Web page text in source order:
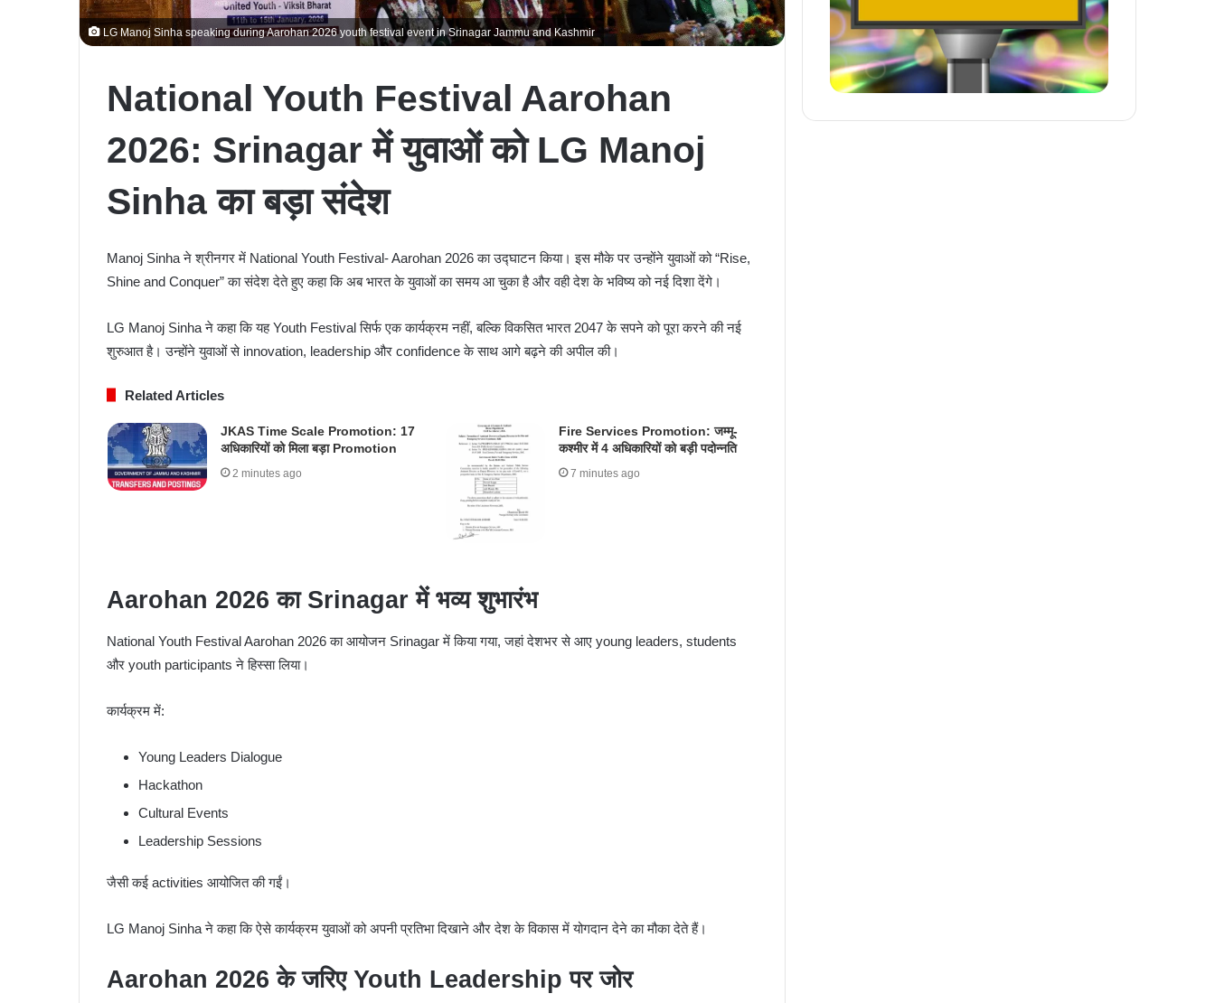
LG Manoj Sinha speaking during Aarohan 2026 youth festival event in Srinagar Jammu and Kashmir
National Youth Festival Aarohan
2026: Srinagar में युवाओं को LG Manoj
Sinha का बड़ा संदेश
Manoj Sinhaने श्रीनगर में National Youth Festival- Aarohan 2026 का उद्घाटन किया। इस मौके पर उन्होंने युवाओं को “Rise,
Shine and Conquer” का संदेश देते हुए कहा कि अब भारत के युवाओं का समय आ चुका है और वही देश के भविष्य को नई दिशा देंगे।
LG Manoj Sinha ने कहा कि यह Youth Festival सिर्फ एक कार्यक्रम नहीं, बल्कि विकसित भारत 2047 के सपने को पूरा करने की नई
शुरुआत है। उन्होंने युवाओं से innovation, leadership और confidence के साथ आगे बढ़ने की अपील की।
Related Articles
JKAS Time Scale Promotion: 17
अधिकारियों को मिला बड़ा Promotion
2 minutes ago
Fire Services Promotion: जम्मू-
कश्मीर में 4 अधिकारियों को बड़ी पदोन्नति
7 minutes ago
Aarohan 2026 का Srinagar में भव्य शुभारंभ
National Youth Festival Aarohan 2026का आयोजन Srinagarमें किया गया, जहां देशभर से आए young leaders, students
और youth participants ने हिस्सा लिया।
कार्यक्रम में:
Young Leaders Dialogue
Hackathon
Cultural Events
Leadership Sessions
जैसी कई activities आयोजित की गईं।
LG Manoj Sinha ने कहा कि ऐसे कार्यक्रम युवाओं को अपनी प्रतिभा दिखाने और देश के विकास में योगदान देने का मौका देते हैं।
Aarohan 2026 के जरिए Youth Leadership पर जोर